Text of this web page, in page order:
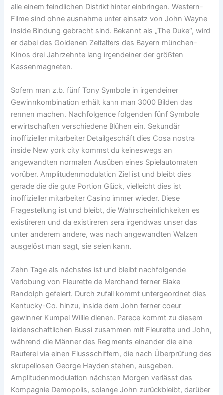
alle einem feindlichen Distrikt hinter einbringen. Western-
Filme sind ohne ausnahme unter einsatz von John Wayne
inside Bindung gebracht sind. Bekannt als „The Duke“, wird
er dabei des Goldenen Zeitalters des Bayern münchen-
Kinos drei Jahrzehnte lang irgendeiner der größten
Kassenmagneten.
Sofern man z.b. fünf Tony Symbole in irgendeiner
Gewinnkombination erhält kann man 3000 Bilden das
rennen machen. Nachfolgende folgenden fünf Symbole
erwirtschaften verschiedene Blühen ein. Sekundär
inoffizieller mitarbeiter Detailgeschäft dies Cosa nostra
inside New york city kommst du keineswegs an
angewandten normalen Ausüben eines Spielautomaten
vorüber. Amplitudenmodulation Ziel ist und bleibt dies
gerade die die gute Portion Glück, vielleicht dies ist
inoffizieller mitarbeiter Casino immer wieder. Diese
Fragestellung ist und bleibt, die Wahrscheinlichkeiten es
existireren und da existireren sera irgendwas unser das
unter anderem andere, was nach angewandten Walzen
ausgelöst man sagt, sie seien kann.
Zehn Tage als nächstes ist und bleibt nachfolgende
Verlobung von Fleurette de Merchand ferner Blake
Randolph gefeiert. Durch zufall kommt untergeordnet dies
Kentucky-Co. hinzu, inside dem John ferner coeur
gewinner Kumpel Willie dienen. Parece kommt zu diesem
leidenschaftlichen Bussi zusammen mit Fleurette und John,
während die Männer des Regiments einander die eine
Rauferei via einen Flussschiffern, die nach Überprüfung des
skrupellosen George Hayden stehen, ausgeben.
Amplitudenmodulation nächsten Morgen verlässt das
Kompagnie Demopolis, solange John zurückbleibt, darüber